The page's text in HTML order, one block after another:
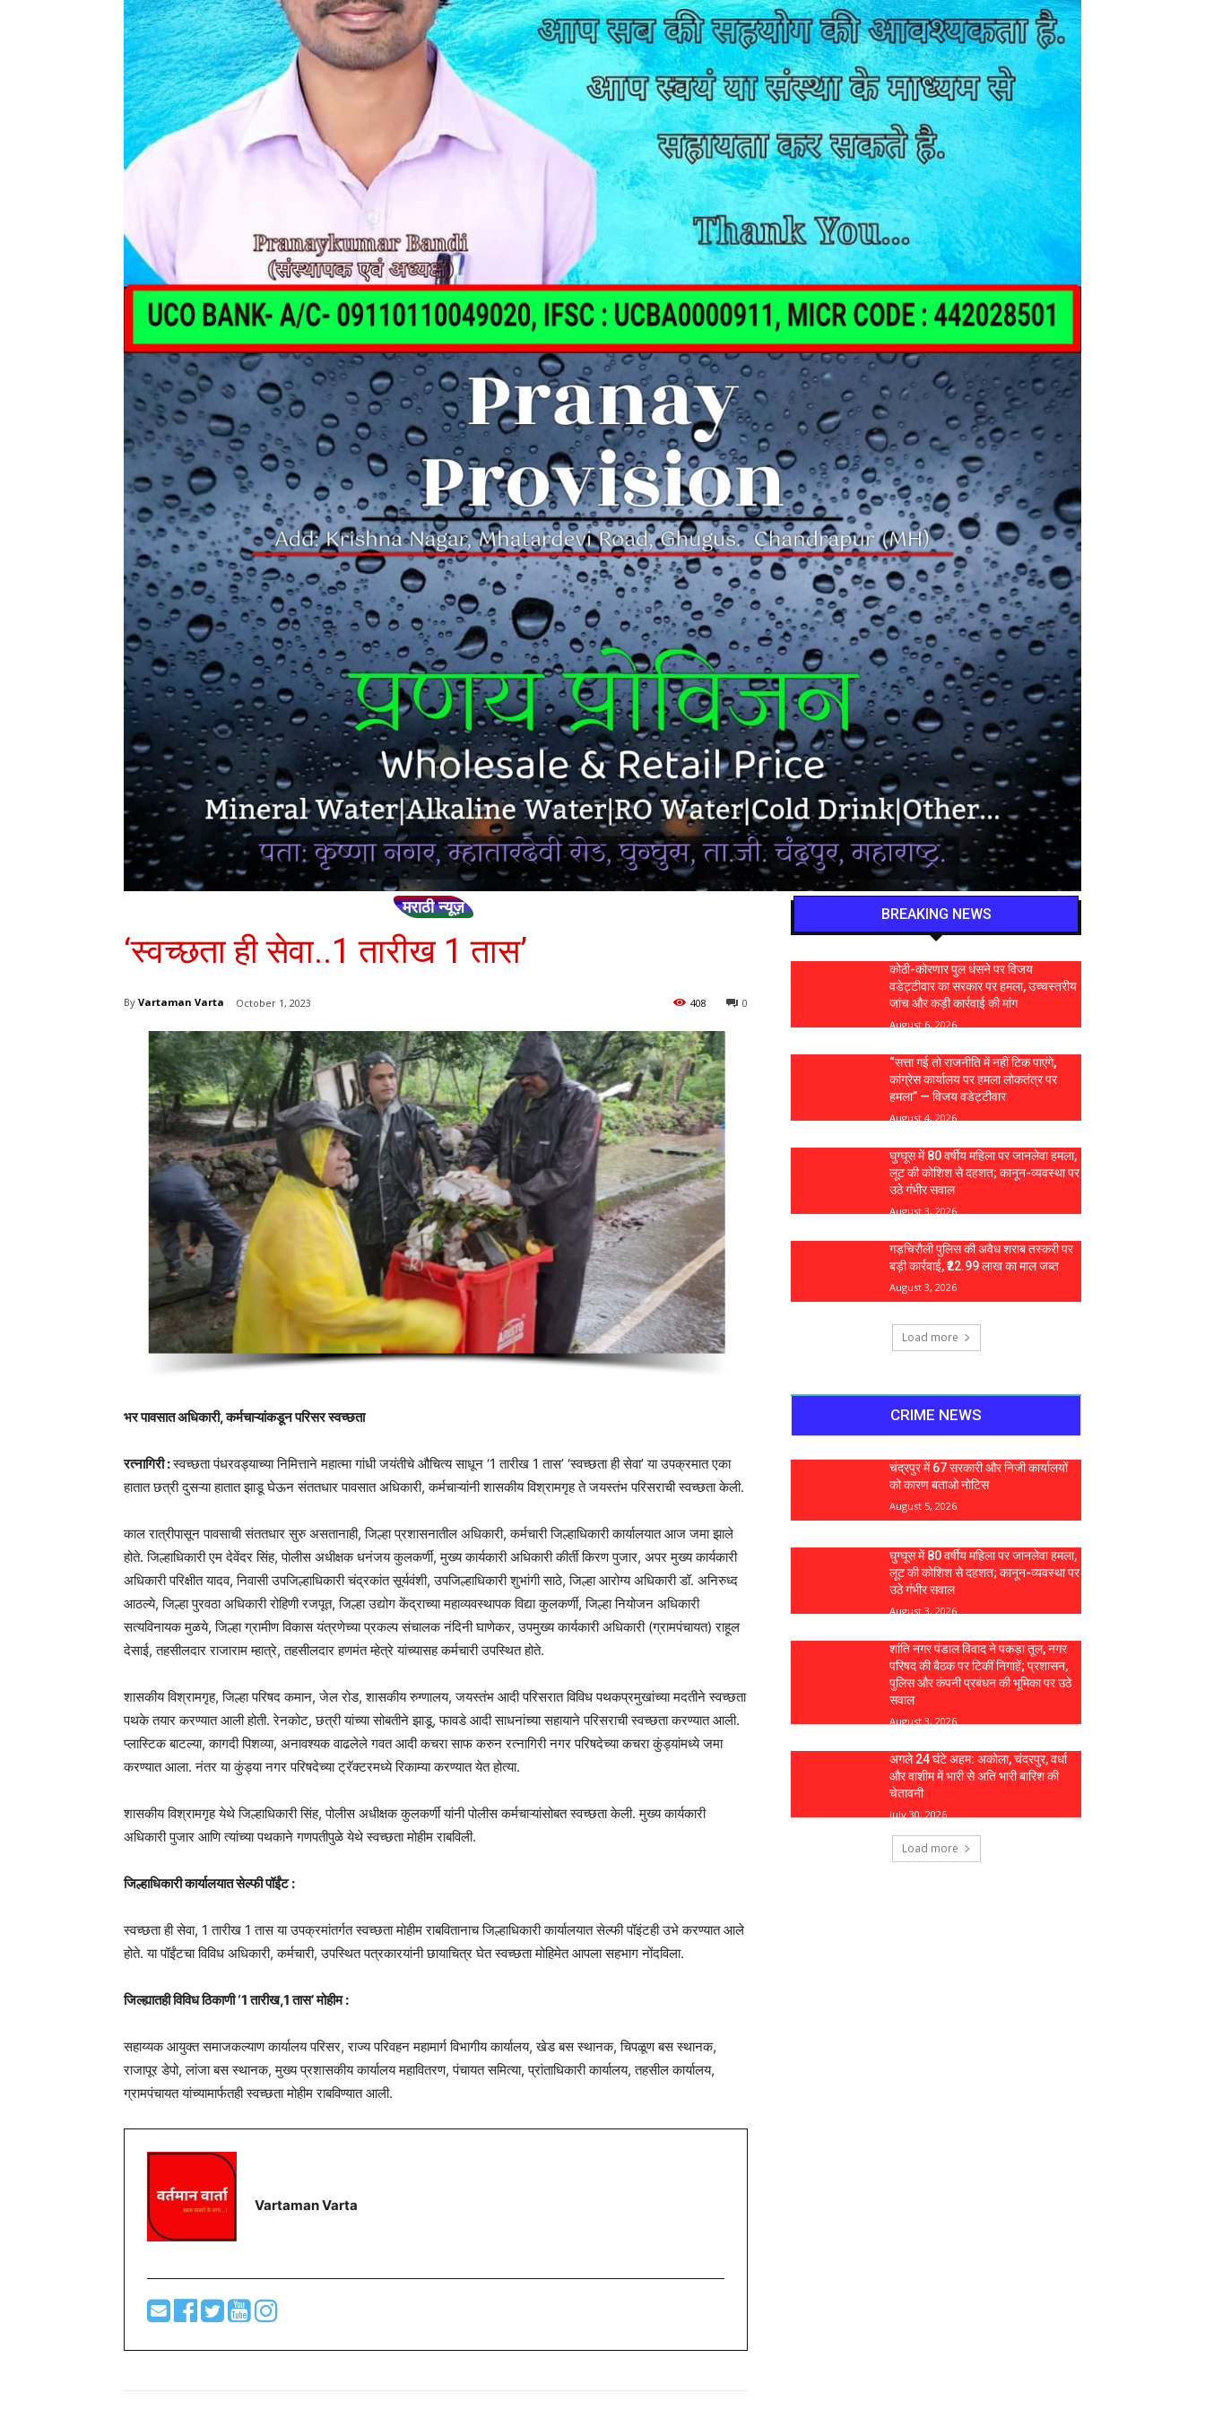
मराठी न्यूज़
‘स्वच्छता ही सेवा..1 तारीख 1 तास’
By Vartaman Varta October 1, 2023 0
408
भर पावसात अधिकारी, कर्मचाऱ्यांकडून परिसर स्वच्छता
रत्नागिरी :स्वच्छता पंधरवड्याच्या निमित्ताने महात्मा गांधी जयंतीचे औचित्य साधून ‘1 तारीख 1 तास’ ‘स्वच्छता ही सेवा’ या उपक्रमात एका
हातात छत्री दुसऱ्या हातात झाडू घेऊन संततधार पावसात अधिकारी, कर्मचाऱ्यांनी शासकीय विश्रामगृह ते जयस्तंभ परिसराची स्वच्छता केली.
काल रात्रीपासून पावसाची संततधार सुरु असतानाही, जिल्हा प्रशासनातील अधिकारी, कर्मचारी जिल्हाधिकारी कार्यालयात आज जमा झाले
होते. जिल्हाधिकारी एम देवेंदर सिंह, पोलीस अधीक्षक धनंजय कुलकर्णी, मुख्य कार्यकारी अधिकारी कीर्ती किरण पुजार, अपर मुख्य कार्यकारी
अधिकारी परिक्षीत यादव, निवासी उपजिल्हाधिकारी चंद्रकांत सूर्यवंशी, उपजिल्हाधिकारी शुभांगी साठे, जिल्हा आरोग्य अधिकारी डॉ. अनिरुध्द
आठल्ये, जिल्हा पुरवठा अधिकारी रोहिणी रजपूत, जिल्हा उद्योग केंद्राच्या महाव्यवस्थापक विद्या कुलकर्णी, जिल्हा नियोजन अधिकारी
सत्यविनायक मुळये, जिल्हा ग्रामीण विकास यंत्रणेच्या प्रकल्प संचालक नंदिनी घाणेकर, उपमुख्य कार्यकारी अधिकारी (ग्रामपंचायत) राहूल
देसाई, तहसीलदार राजाराम म्हात्रे, तहसीलदार हणमंत म्हेत्रे यांच्यासह कर्मचारी उपस्थित होते.
शासकीय विश्रामगृह, जिल्हा परिषद कमान, जेल रोड, शासकीय रुग्णालय, जयस्तंभ आदी परिसरात विविध पथकप्रमुखांच्या मदतीने स्वच्छता
पथके तयार करण्यात आली होती. रेनकोट, छत्री यांच्या सोबतीने झाडू, फावडे आदी साधनांच्या सहायाने परिसराची स्वच्छता करण्यात आली.
प्लास्टिक बाटल्या, कागदी पिशव्या, अनावश्यक वाढलेले गवत आदी कचरा साफ करुन रत्नागिरी नगर परिषदेच्या कचरा कुंड्यांमध्ये जमा
करण्यात आला. नंतर या कुंड्या नगर परिषदेच्या ट्रॅक्टरमध्ये रिकाम्या करण्यात येत होत्या.
शासकीय विश्रामगृह येथे जिल्हाधिकारी सिंह, पोलीस अधीक्षक कुलकर्णी यांनी पोलीस कर्मचाऱ्यांसोबत स्वच्छता केली. मुख्य कार्यकारी
अधिकारी पुजार आणि त्यांच्या पथकाने गणपतीपुळे येथे स्वच्छता मोहीम राबविली.
जिल्हाधिकारी कार्यालयात सेल्फी पॉईंट :
स्वच्छता ही सेवा, 1 तारीख 1 तास या उपक्रमांतर्गत स्वच्छता मोहीम राबवितानाच जिल्हाधिकारी कार्यालयात सेल्फी पॉइंटही उभे करण्यात आले
होते. या पॉईंटचा विविध अधिकारी, कर्मचारी, उपस्थित पत्रकारयांनी छायाचित्र घेत स्वच्छता मोहिमेत आपला सहभाग नोंदविला.
जिल्ह्यातही विविध ठिकाणी ‘1 तारीख,1 तास’ मोहीम :
सहाय्यक आयुक्त समाजकल्याण कार्यालय परिसर, राज्य परिवहन महामार्ग विभागीय कार्यालय, खेड बस स्थानक, चिपळूण बस स्थानक,
राजापूर डेपो, लांजा बस स्थानक, मुख्य प्रशासकीय कार्यालय महावितरण, पंचायत समित्या, प्रांताधिकारी कार्यालय, तहसील कार्यालय,
ग्रामपंचायत यांच्यामार्फतही स्वच्छता मोहीम राबविण्यात आली.
Vartaman Varta
BREAKING NEWS
कोठी-कोरणार पुल धंसने पर विजय
वडेट्टीवार का सरकार पर हमला, उच्चस्तरीय
जांच और कड़ी कार्रवाई की मांग
August 6, 2026
“सत्ता गई तो राजनीति में नहीं टिक पाएंगे,
कांग्रेस कार्यालय पर हमला लोकतंत्र पर
हमला” — विजय वडेट्टीवार
August 4, 2026
घुग्घूस में 80 वर्षीय महिला पर जानलेवा हमला,
लूट की कोशिश से दहशत; कानून-व्यवस्था पर
उठे गंभीर सवाल
August 3, 2026
गड़चिरौली पुलिस की अवैध शराब तस्करी पर
बड़ी कार्रवाई, ₹22.99 लाख का माल जब्त
August 3, 2026
Load more
CRIME NEWS
चंद्रपुर में 67 सरकारी और निजी कार्यालयों
को कारण बताओ नोटिस
August 5, 2026
घुग्घूस में 80 वर्षीय महिला पर जानलेवा हमला,
लूट की कोशिश से दहशत; कानून-व्यवस्था पर
उठे गंभीर सवाल
August 3, 2026
शांति नगर पंडाल विवाद ने पकड़ा तूल, नगर
परिषद की बैठक पर टिकीं निगाहें; प्रशासन,
पुलिस और कंपनी प्रबंधन की भूमिका पर उठे
सवाल
August 3, 2026
अगले 24 घंटे अहम: अकोला, चंद्रपुर, वर्धा
और वाशीम में भारी से अति भारी बारिश की
चेतावनी
July 30, 2026
Load more